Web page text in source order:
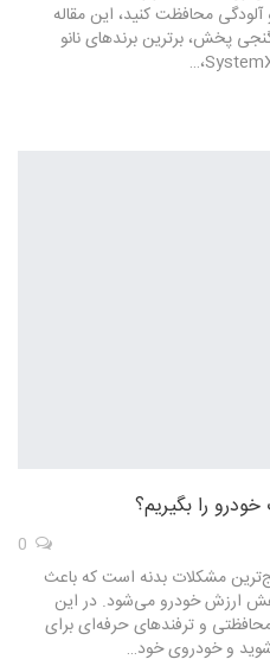
محافظت کنید، این مقاله
پخش، برترین برندهای نانو
را بگیریم؟
مشکلات بدنه است که باعث
ارزش خودرو می‌شود. در این
و ترفندهای حرفه‌ای برای
و خودروی خود…